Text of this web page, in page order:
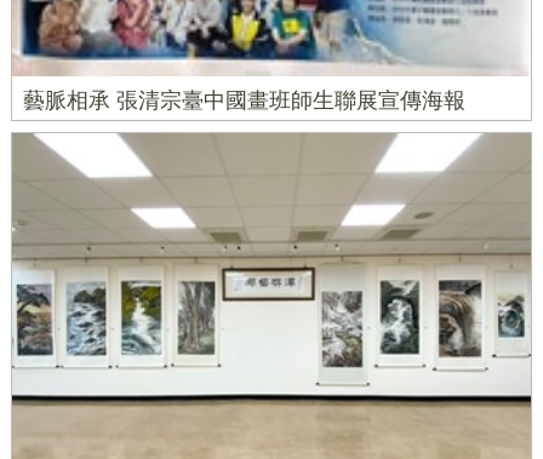
藝脈相承 張清宗臺中國畫班師生聯展宣傳海報